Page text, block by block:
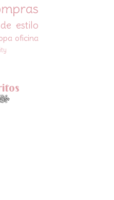
estilo
oficina